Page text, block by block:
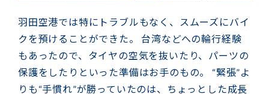
羽田空港では特にトラブルもなく、スムーズにバイ
クを預けることができた。 台湾などへの輪行経験
もあったので、タイヤの空気を抜いたり、パーツの
保護をしたりといった準備はお手のもの。 “緊張”よ
りも“手慣れ”が勝っていたのは、ちょっとした成長